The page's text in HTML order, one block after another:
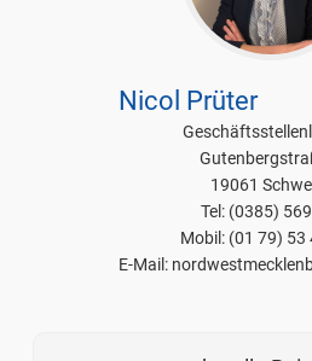
Nicol Prüter
19061
Tel: (0385)
Mobil: (01 79) 53
E-Mail: